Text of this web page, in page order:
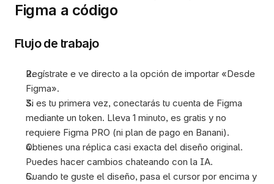
Figma a código
Flujo de trabajo
Regístrate e ve directo a la opción de importar «Desde
Figma».
Si es tu primera vez, conectarás tu cuenta de Figma
mediante un token. Lleva 1 minuto, es gratis y no
requiere Figma PRO (ni plan de pago en Banani).
Obtienes una réplica casi exacta del diseño original.
Puedes hacer cambios chateando con la IA.
Cuando te guste el diseño, pasa el cursor por encima y